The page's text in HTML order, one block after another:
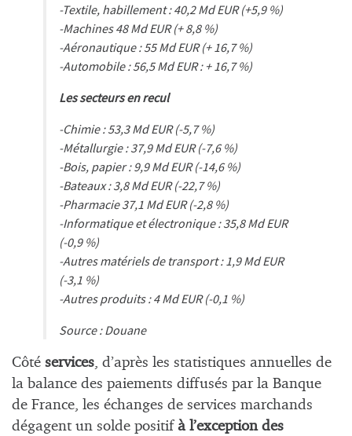
-Textile, habillement : 40,2 Md EUR (+5,9 %)
-Machines 48 Md EUR (+ 8,8 %)
-Aéronautique : 55 Md EUR (+ 16,7 %)
-Automobile : 56,5 Md EUR : + 16,7 %)
Les secteurs en recul
-Chimie : 53,3 Md EUR (-5,7 %)
-Métallurgie : 37,9 Md EUR (-7,6 %)
-Bois, papier : 9,9 Md EUR (-14,6 %)
-Bateaux : 3,8 Md EUR (-22,7 %)
-Pharmacie 37,1 Md EUR (-2,8 %)
-Informatique et électronique : 35,8 Md EUR
(-0,9 %)
-Autres matériels de transport : 1,9 Md EUR
(-3,1 %)
-Autres produits : 4 Md EUR (-0,1 %)
Source : Douane
Côté services, d’après les statistiques annuelles de
la balance des paiements diffusés par la Banque
de France, les échanges de services marchands
dégagent un solde positif à l’exception des